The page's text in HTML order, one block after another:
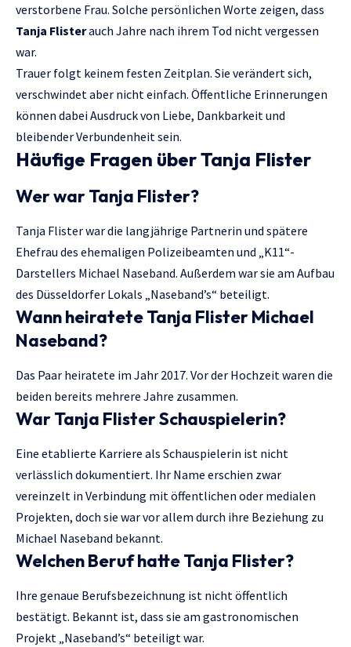
verstorbene Frau. Solche persönlichen Worte zeigen, dass
Tanja Flisterauch Jahre nach ihrem Tod nicht vergessen
war.
Trauer folgt keinem festen Zeitplan. Sie verändert sich,
verschwindet aber nicht einfach. Öffentliche Erinnerungen
können dabei Ausdruck von Liebe, Dankbarkeit und
bleibender Verbundenheit sein.
Häufige Fragen über Tanja Flister
Wer war Tanja Flister?
Tanja Flister war die langjährige Partnerin und spätere
Ehefrau des ehemaligen Polizeibeamten und „K11“-
Darstellers Michael Naseband. Außerdem war sie am Aufbau
des Düsseldorfer Lokals „Naseband’s“ beteiligt.
Wann heiratete Tanja Flister Michael
Naseband?
Das Paar heiratete im Jahr 2017. Vor der Hochzeit waren die
beiden bereits mehrere Jahre zusammen.
War Tanja Flister Schauspielerin?
Eine etablierte Karriere als Schauspielerin ist nicht
verlässlich dokumentiert. Ihr Name erschien zwar
vereinzelt in Verbindung mit öffentlichen oder medialen
Projekten, doch sie war vor allem durch ihre Beziehung zu
Michael Naseband bekannt.
Welchen Beruf hatte Tanja Flister?
Ihre genaue Berufsbezeichnung ist nicht öffentlich
bestätigt. Bekannt ist, dass sie am gastronomischen
Projekt „Naseband’s“ beteiligt war.